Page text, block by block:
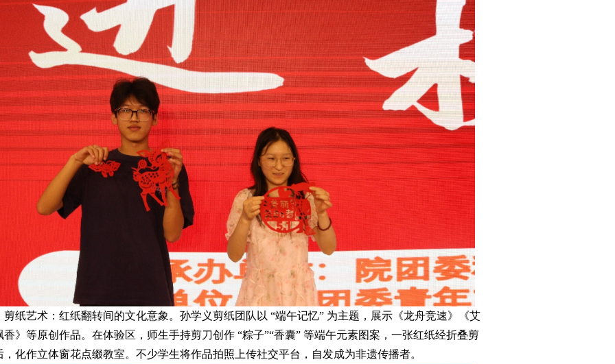
剪纸艺术：红纸翻转间的文化意象。孙学义剪纸团队以 “端午记忆” 为主题，展示《龙舟竞速》《艾
香》等原创作品。在体验区，师生手持剪刀创作 “粽子”“香囊” 等端午元素图案，一张红纸经折叠剪
，化作立体窗花点缀教室。不少学生将作品拍照上传社交平台，自发成为非遗传播者。